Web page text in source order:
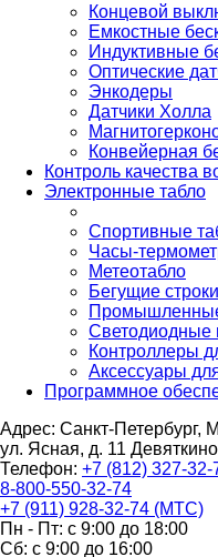
Концевой
Емкостные
Индуктивные
Оптические
Энкодеры
Датчики Холла
Конвейерная
Контроль качества
Электронные табло
Спортивные
Часы-
Метеотабло
Бегущие строки
Светодиодные
Контроллеры
Аксессуары
Программное
Адрес: Санкт-Петербург,
ул. Ясная, д. 11 Девяткино
Телефон: +7 (812) 327-32-
8-800-550-32-74
+7 (911) 928-32-74 (МТС)
Пн - Пт: с 9:00 до 18:00
Сб: с 9:00 до 16:00